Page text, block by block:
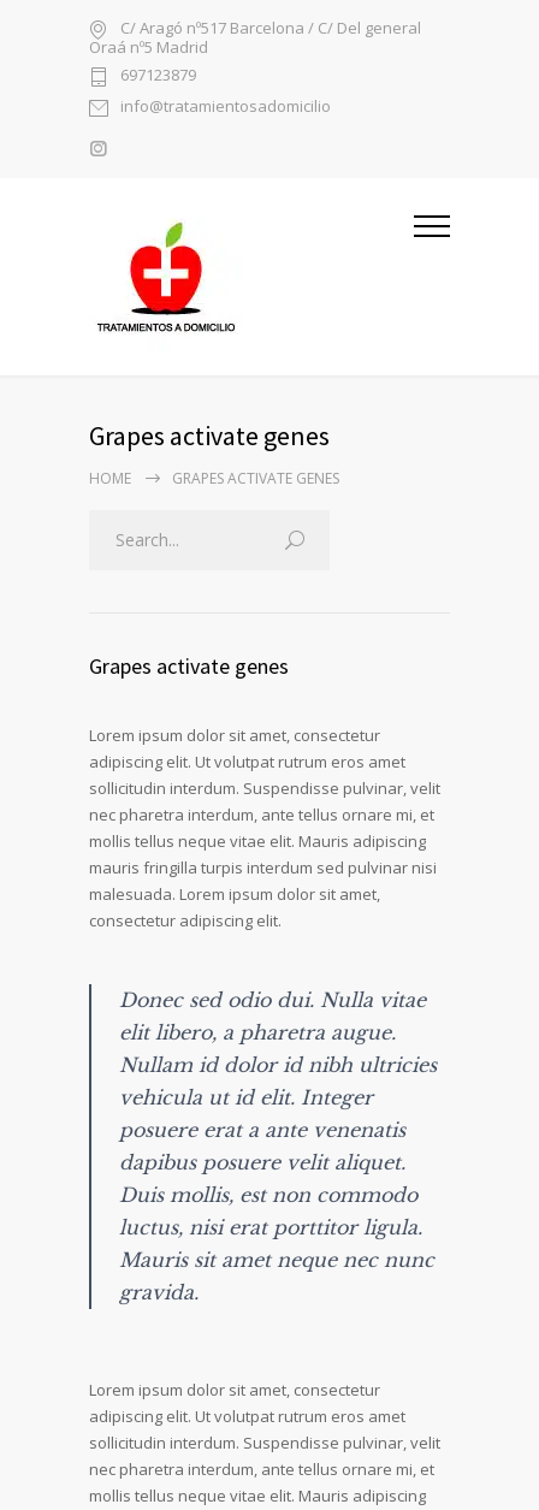
C/ Aragó nº517 Barcelona / C/ Del general
Oraá nº5 Madrid
697123879
info@tratamientosadomicilio
Grapes activate genes
HOME GRAPES ACTIVATE GENES
Grapes activate genes
Lorem ipsum dolor sit amet, consectetur
adipiscing elit. Ut volutpat rutrum eros amet
sollicitudin interdum. Suspendisse pulvinar, velit
nec pharetra interdum, ante tellus ornare mi, et
mollis tellus neque vitae elit. Mauris adipiscing
mauris fringilla turpis interdum sed pulvinar nisi
malesuada. Lorem ipsum dolor sit amet,
consectetur adipiscing elit.
Donec sed odio dui. Nulla vitae
elit libero, a pharetra augue.
Nullam id dolor id nibh ultricies
vehicula ut id elit. Integer
posuere erat a ante venenatis
dapibus posuere velit aliquet.
Duis mollis, est non commodo
luctus, nisi erat porttitor ligula.
Mauris sit amet neque nec nunc
gravida.
Lorem ipsum dolor sit amet, consectetur
adipiscing elit. Ut volutpat rutrum eros amet
sollicitudin interdum. Suspendisse pulvinar, velit
nec pharetra interdum, ante tellus ornare mi, et
mollis tellus neque vitae elit. Mauris adipiscing